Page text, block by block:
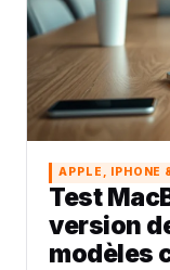
APPLE, IPHONE
Test
version
modèles